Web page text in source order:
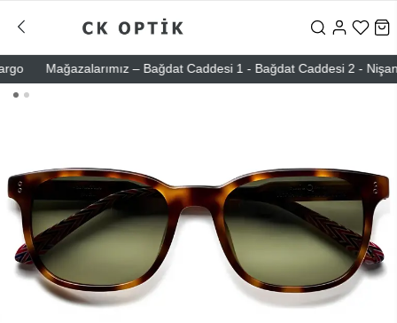
Mağazalarımız – Bağdat Caddesi 1 - Bağdat Caddesi 2 -